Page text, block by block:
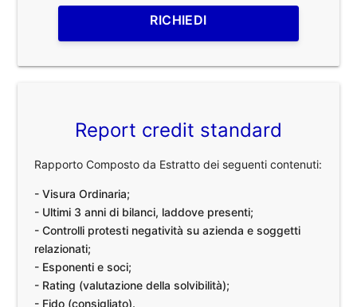
RICHIEDI
Report credit standard
Rapporto Composto da Estratto dei seguenti contenuti:
- Visura Ordinaria;
- Ultimi 3 anni di bilanci, laddove presenti;
- Controlli protesti negatività su azienda e soggetti
relazionati;
- Esponenti e soci;
- Rating (valutazione della solvibilità);
- Fido (consigliato).